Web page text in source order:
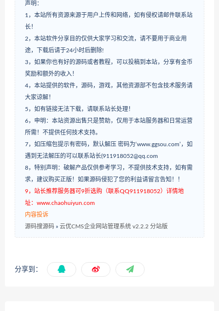
声明：
1，本站所有资源来源于用户上传和网络，如有侵权请邮件联系站
长！
2，本站软件分享目的仅供大家学习和交流，请不要用于商业用
途，下载后请于24小时后删除!
3，如果你也有好的源码或者教程，可以投稿到本站，分享有金币
奖励和额外的收入！
4，本站提供的软件，源码，游戏，其他资源部不包含技术服务请
大家谅解！
5，如有链接无法下载，请联系站长处理！
6，申明：本站资源出售只是赞助，仅用于本站服务器和日常运营
所需！不提供任何技术支持。
7，如压缩包提示有密码，默认解压 密码为‘www.ggsou.com’，如
遇到无法解压的可以联系站长(911918052@qq.com
8，特别声明：破解产品仅供参考学习，不提供技术支持，如有需
求，建议购买正版！如果源码侵犯了您的利益请留言告知！！
9，站长推荐服务器可9折选购（联系QQ911918052）详情地
址：www.chaohuiyun.com
内容投诉
源码搜源码 » 云优CMS企业网站管理系统 v2.2.2 分站版
分享到：